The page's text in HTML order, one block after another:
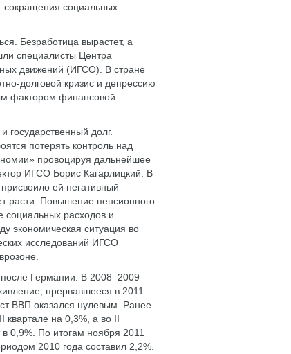
сокращения социальных
Безработица вырастет, а
специалисты Центра
движений (ИГСО). В стране
долговой кризис и депрессию
фактором финансовой
государственный долг.
потерять контроль над
провоцируя дальнейшее
ИГСО Борис Кагарлицкий. В
ей негативный
расти. Повышение пенсионного
социальных расходов и
экономическая ситуация во
исследований ИГСО
Германии. В 2008–2009
прервавшееся в 2011
ВВП оказался нулевым. Ранее
квартале на 0,3%, а во II
0,9%. По итогам ноября 2011
2010 года составил 2,2%.